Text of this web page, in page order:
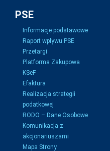
PSE
Informacje podstawowe
Raport wpływu PSE
Przetargi
Platforma Zakupowa
KSeF
Efaktura
Realizacja strategii
podatkowej
RODO – Dane Osobowe
Komunikacja z
akcjonariuszami
Mapa Strony